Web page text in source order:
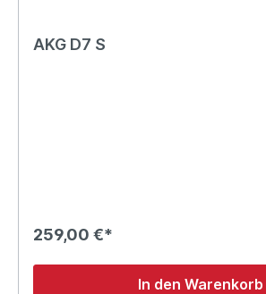
AKG D7 S
259,00 €*
In den Warenkorb